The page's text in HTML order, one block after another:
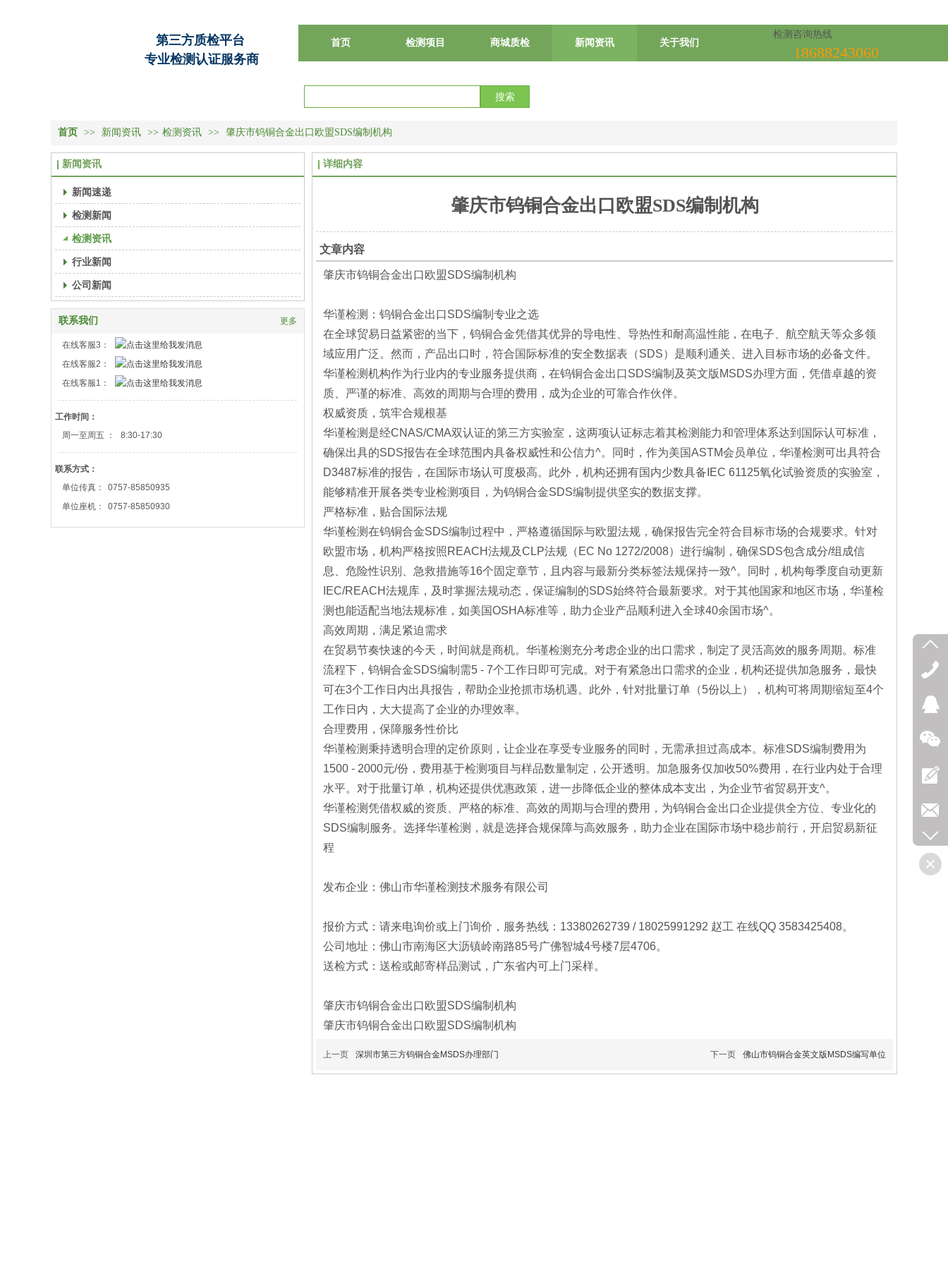
18688243060
检测咨询热线
第三方质检平台
专业检测认证服务商
搜索
首页 检测项目 商城质检 新闻资讯 关于我们
首页 >> 新闻资讯 >> 检测资讯 >> 肇庆市钨铜合金出口欧盟SDS编制机构
新闻资讯
新闻速递
检测新闻
检测资讯
行业新闻
公司新闻
联系我们 更多
在线客服3：
在线客服2：
在线客服1：
工作时间：
周一至周五 ：
8:30-17:30
联系方式：
单位传真：
0757-85850935
单位座机：
0757-85850930
详细内容
肇庆市钨铜合金出口欧盟SDS编制机构
文章内容
肇庆市钨铜合金出口欧盟SDS编制机构
华谨检测：钨铜合金出口SDS编制专业之选
在全球贸易日益紧密的当下，钨铜合金凭借其优异的导电性、导热性和耐高温性能，在电子、航空航天等众多领
域应用广泛。然而，产品出口时，符合国际标准的安全数据表（SDS）是顺利通关、进入目标市场的必备文件。
华谨检测机构作为行业内的专业服务提供商，在钨铜合金出口SDS编制及英文版MSDS办理方面，凭借卓越的资
质、严谨的标准、高效的周期与合理的费用，成为企业的可靠合作伙伴。
权威资质，筑牢合规根基
华谨检测是经CNAS/CMA双认证的第三方实验室，这两项认证标志着其检测能力和管理体系达到国际认可标准，
确保出具的SDS报告在全球范围内具备权威性和公信力^。同时，作为美国ASTM会员单位，华谨检测可出具符合
D3487标准的报告，在国际市场认可度极高。此外，机构还拥有国内少数具备IEC 61125氧化试验资质的实验室，
能够精准开展各类专业检测项目，为钨铜合金SDS编制提供坚实的数据支撑。
严格标准，贴合国际法规
华谨检测在钨铜合金SDS编制过程中，严格遵循国际与欧盟法规，确保报告完全符合目标市场的合规要求。针对
欧盟市场，机构严格按照REACH法规及CLP法规（EC No 1272/2008）进行编制，确保SDS包含成分/组成信
息、危险性识别、急救措施等16个固定章节，且内容与最新分类标签法规保持一致^。同时，机构每季度自动更新
IEC/REACH法规库，及时掌握法规动态，保证编制的SDS始终符合最新要求。对于其他国家和地区市场，华谨检
测也能适配当地法规标准，如美国OSHA标准等，助力企业产品顺利进入全球40余国市场^。
高效周期，满足紧迫需求
在贸易节奏快速的今天，时间就是商机。华谨检测充分考虑企业的出口需求，制定了灵活高效的服务周期。标准
流程下，钨铜合金SDS编制需5 - 7个工作日即可完成。对于有紧急出口需求的企业，机构还提供加急服务，最快
可在3个工作日内出具报告，帮助企业抢抓市场机遇。此外，针对批量订单（5份以上），机构可将周期缩短至4个
工作日内，大大提高了企业的办理效率。
合理费用，保障服务性价比
华谨检测秉持透明合理的定价原则，让企业在享受专业服务的同时，无需承担过高成本。标准SDS编制费用为
1500 - 2000元/份，费用基于检测项目与样品数量制定，公开透明。加急服务仅加收50%费用，在行业内处于合理
水平。对于批量订单，机构还提供优惠政策，进一步降低企业的整体成本支出，为企业节省贸易开支^。
华谨检测凭借权威的资质、严格的标准、高效的周期与合理的费用，为钨铜合金出口企业提供全方位、专业化的
SDS编制服务。选择华谨检测，就是选择合规保障与高效服务，助力企业在国际市场中稳步前行，开启贸易新征
程
发布企业：佛山市华谨检测技术服务有限公司
报价方式：请来电询价或上门询价，服务热线：13380262739 / 18025991292 赵工 在线QQ 3583425408。
公司地址：佛山市南海区大沥镇岭南路85号广佛智城4号楼7层4706。
送检方式：送检或邮寄样品测试，广东省内可上门采样。
肇庆市钨铜合金出口欧盟SDS编制机构
肇庆市钨铜合金出口欧盟SDS编制机构
上一页 深圳市第三方钨铜合金MSDS办理部门 下一页 佛山市钨铜合金英文版MSDS编写单位